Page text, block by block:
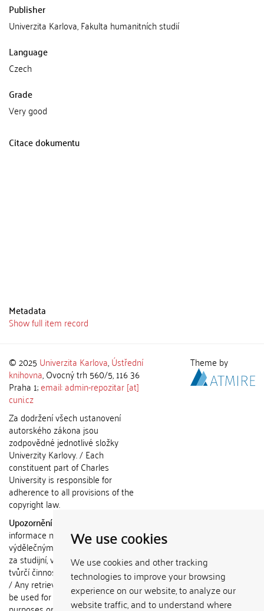
We use cookies
We use cookies and other tracking
technologies to improve your browsing
experience on our website, to analyze our
website traffic, and to understand where
Publisher
Univerzita Karlova, Fakulta humanitních studií
Language
Czech
Grade
Very good
Citace dokumentu
Metadata
Show full item record
© 2025 Univerzita Karlova,Ústřední
knihovna, Ovocný trh 560/5, 116 36
Praha 1;email: admin-repozitar [at]
cuni.cz
Za dodržení všech ustanovení
autorského zákona jsou
zodpovědné jednotlivé složky
Univerzity Karlovy. / Each
constituent part of Charles
University is responsible for
adherence to all provisions of the
copyright law.
Upozornění / Notice:
informace nemohou být použity k
výdělečným účelům nebo vydávány
za studijní, vědeckou nebo jinou
tvůrčí činnost jiné osoby než autora.
/ Any retrieved information shall not
be used for any commercial
Theme by